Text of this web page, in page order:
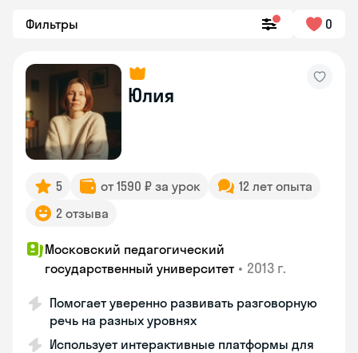
Фильтры 0
Юлия
5 от 1590 ₽ за урок
12 лет опыта
2 отзыва
Московский педагогический
государственный университет • 2013 г.
Помогает уверенно развивать разговорную
речь на разных уровнях
Использует интерактивные платформы для